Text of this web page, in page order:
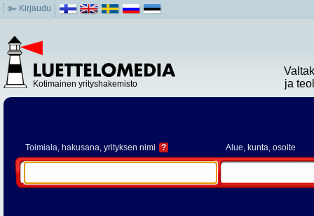
Kirjaudu
Kotimainen yrityshakemisto
ja
Toimiala, hakusana, yrityksen nimi ? Alue, kunta, osoite